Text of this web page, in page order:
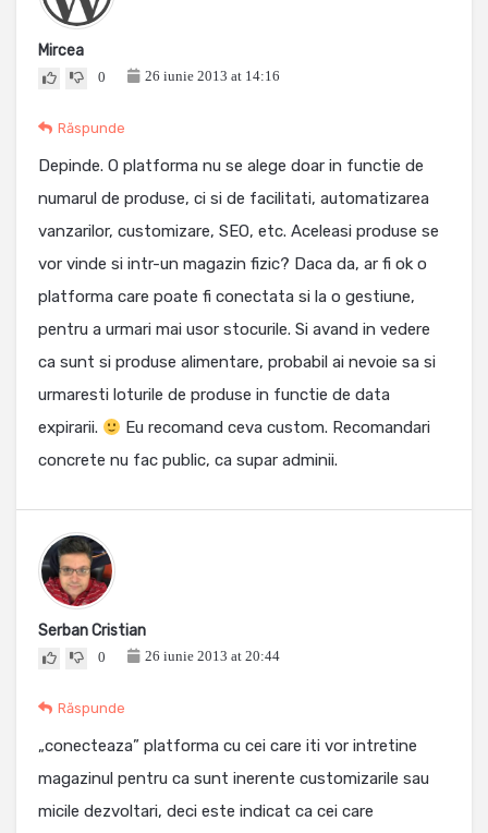
Mircea
0 26 iunie 2013 at 14:16
Răspunde
Depinde. O platforma nu se alege doar in functie de
numarul de produse, ci si de facilitati, automatizarea
vanzarilor, customizare, SEO, etc. Aceleasi produse se
vor vinde si intr-un magazin fizic? Daca da, ar fi ok o
platforma care poate fi conectata si la o gestiune,
pentru a urmari mai usor stocurile. Si avand in vedere
ca sunt si produse alimentare, probabil ai nevoie sa si
urmaresti loturile de produse in functie de data
expirarii.
Eu recomand ceva custom. Recomandari
concrete nu fac public, ca supar adminii.
Serban Cristian
0 26 iunie 2013 at 20:44
Răspunde
„conecteaza” platforma cu cei care iti vor intretine
magazinul pentru ca sunt inerente customizarile sau
micile dezvoltari, deci este indicat ca cei care